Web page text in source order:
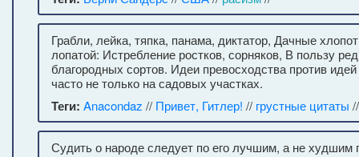
Грабли, лейка, тяпка, панама, диктатор, Дачные
лопатой: Истребление ростков, сорняков, В пользу
благородных сортов. Идеи превосходства против
часто не только на садовых участках.
Теги: Anacondaz // Привет, Гитлер! // грустные цитаты
Судить о народе следует по его лучшим, а не худшим